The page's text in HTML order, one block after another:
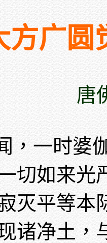
方广圆
唐
，一时婆
切如来光
灭平等本
诸净土，